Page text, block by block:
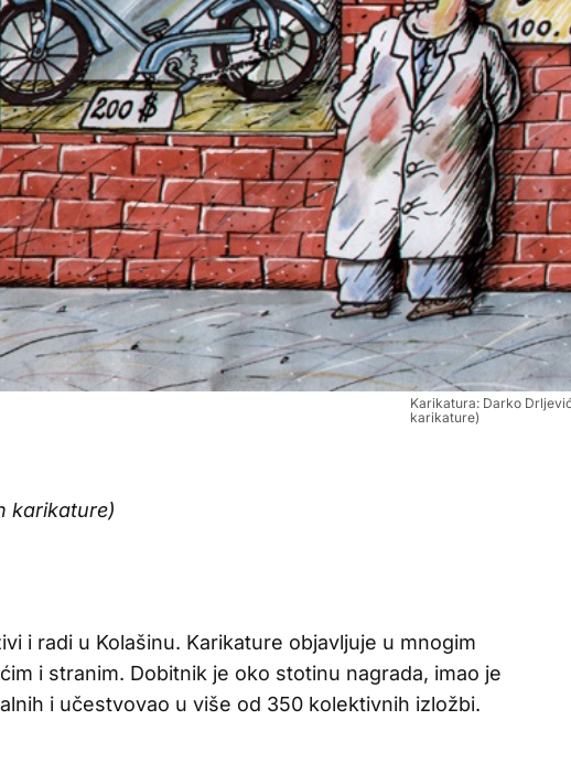
Karikatura: Darko
karikature)
karikature)
i radi u Kolašinu. Karikature objavljuje u mnogim
i stranim. Dobitnik je oko stotinu nagrada, imao je
i učestvovao u više od 350 kolektivnih izložbi.